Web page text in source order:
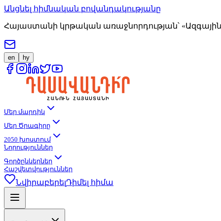
Անցնել հիմնական բովանդակությանը
Հայաստանի կրթական առաջնորդության՝ «Ազգային
en hy
Մեր մարդիկ
Մեր Ծրագիրը
2050 խոստում
Նորություններ
Գործընկերներ
Հաշվետվություններ
ՆվիրաբերելԴիմել հիմա